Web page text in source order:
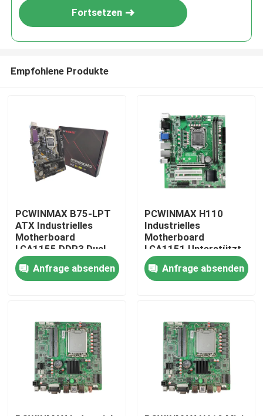
Haus
Produkte
Videos
Fortsetzen
Empfohlene Produkte
PCWINMAX B75-LPT
ATX Industrielles
Motherboard
LGA1155 DDR3 Dual
Channel 16GB SATA
3.0 Original B75
Chipsatz für
Anfrage absenden
PCWINMAX H110
Industrielles
Motherboard
LGA1151 Unterstützt
6. bis 9. Gen i3 i5 i7 i9
mit 4 DDR4 bis zu
64GB
Anfrage absenden